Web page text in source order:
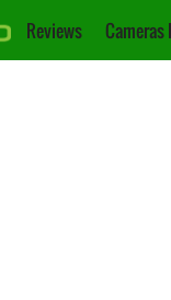
Reviews